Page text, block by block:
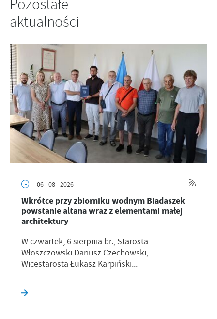
Pozostałe
aktualności
06 - 08 - 2026
Wkrótce przy zbiorniku wodnym Biadaszek
powstanie altana wraz z elementami małej
architektury
W czwartek, 6 sierpnia br., Starosta
Włoszczowski Dariusz Czechowski,
Wicestarosta Łukasz Karpiński...